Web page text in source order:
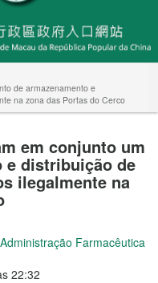
de armazenamento e
na zona das Portas do Cerco
em conjunto um
e distribuição de
ilegalmente na
Farmacêutica
22:32